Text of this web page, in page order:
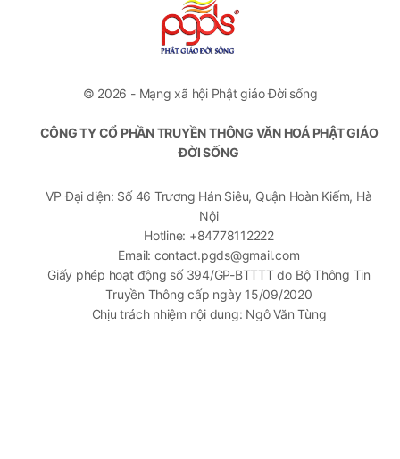
© 2026 - Mạng xã hội Phật giáo Đời sống
CÔNG TY CỔ PHẦN TRUYỀN THÔNG VĂN HOÁ PHẬT GIÁO
ĐỜI SỐNG
VP Đại diện: Số 46 Trương Hán Siêu, Quận Hoàn Kiếm, Hà
Nội
Hotline: +84778112222
Email: contact.pgds@gmail.com
Giấy phép hoạt động số 394/GP-BTTTT do Bộ Thông Tin
Truyền Thông cấp ngày 15/09/2020
Chịu trách nhiệm nội dung: Ngô Văn Tùng